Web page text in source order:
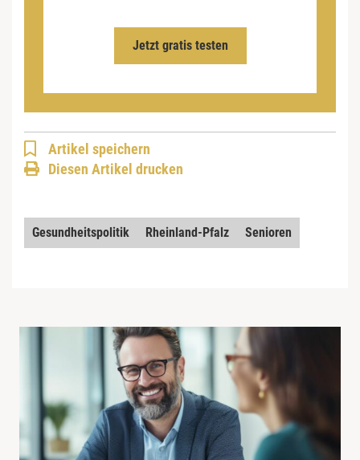
Jetzt gratis testen
Artikel speichern
Diesen Artikel drucken
Gesundheitspolitik Rheinland-Pfalz Senioren